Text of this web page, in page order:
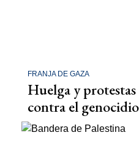
FRANJA DE GAZA
Huelga y
contra el